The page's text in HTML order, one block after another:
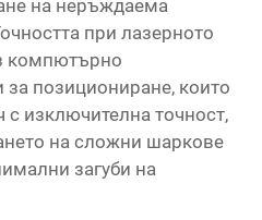
на неръждаема
при лазерното
компютърно
позициониране, които
с изключителна точност,
на сложни шаркове
загуби на